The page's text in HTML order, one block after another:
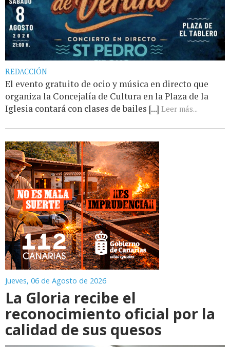
REDACCIÓN
El evento gratuito de ocio y música en directo que
organiza la Concejalía de Cultura en la Plaza de la
Iglesia contará con clases de bailes [...] Leer más...
Jueves, 06 de Agosto de 2026
La Gloria recibe el
reconocimiento oficial por la
calidad de sus quesos